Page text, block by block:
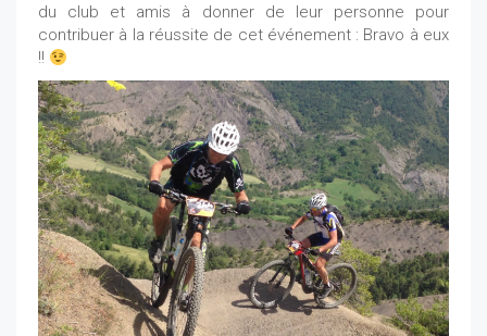
du club et amis à donner de leur personne pour
contribuer à la réussite de cet événement : Bravo à eux
!!